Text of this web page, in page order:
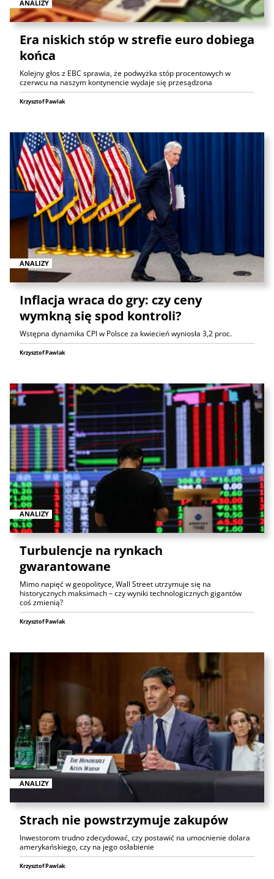
ANALIZY
Era niskich stóp w strefie euro dobiega
końca
Kolejny głos z EBC sprawia, że podwyżka stóp procentowych w
czerwcu na naszym kontynencie wydaje się przesądzona
Krzysztof Pawlak
ANALIZY
Inflacja wraca do gry: czy ceny
wymkną się spod kontroli?
Wstępna dynamika CPI w Polsce za kwiecień wyniosła 3,2 proc.
Krzysztof Pawlak
ANALIZY
Turbulencje na rynkach
gwarantowane
Mimo napięć w geopolityce, Wall Street utrzymuje się na
historycznych maksimach – czy wyniki technologicznych gigantów
coś zmienią?
Krzysztof Pawlak
ANALIZY
Strach nie powstrzymuje zakupów
Inwestorom trudno zdecydować, czy postawić na umocnienie dolara
amerykańskiego, czy na jego osłabienie
Krzysztof Pawlak